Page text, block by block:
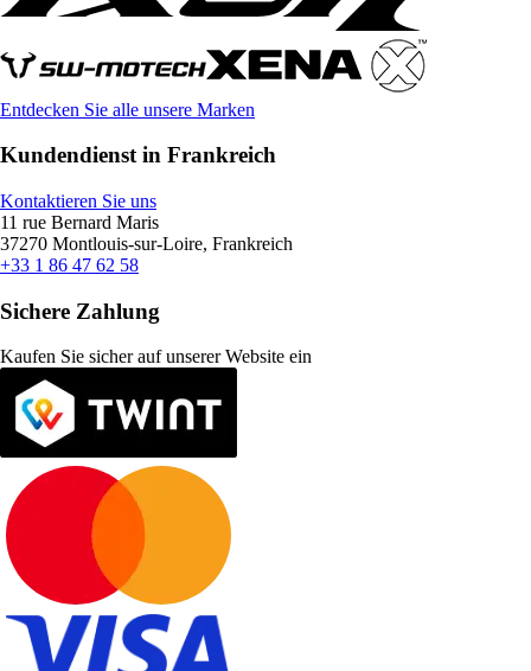
Entdecken Sie alle unsere Marken
Kundendienst in Frankreich
Kontaktieren Sie uns
11 rue Bernard Maris
37270 Montlouis-sur-Loire, Frankreich
+33 1 86 47 62 58
Sichere Zahlung
Kaufen Sie sicher auf unserer Website ein